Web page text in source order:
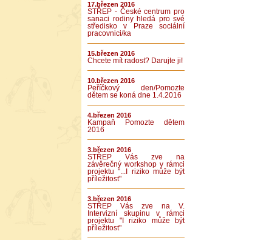
17.březen 2016
STŘEP - České centrum pro
sanaci rodiny hledá pro své
středisko v Praze sociální
pracovnici/ka
15.březen 2016
Chcete mít radost? Darujte ji!
10.březen 2016
Peříčkový den/Pomozte
dětem se koná dne 1.4.2016
4.březen 2016
Kampaň Pomozte dětem
2016
3.březen 2016
STŘEP Vás zve na
závěrečný workshop v rámci
projektu "...I riziko může být
příležitost"
3.březen 2016
STŘEP Vás zve na V.
Intervizní skupinu v rámci
projektu "I riziko může být
příležitost"